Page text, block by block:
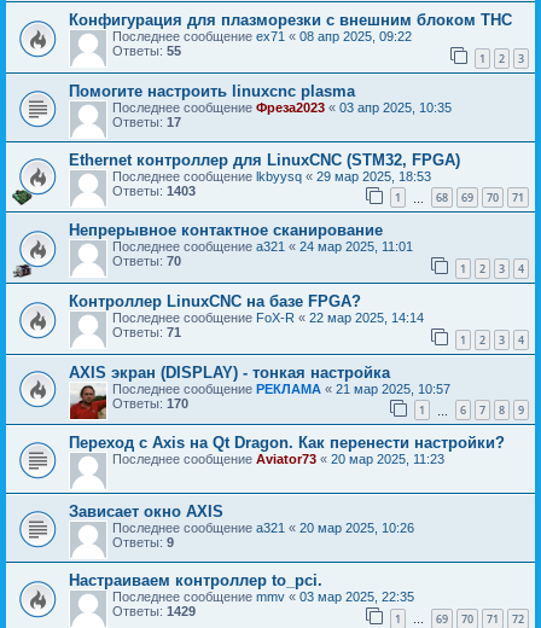
Конфигурация для плазморезки с внешним блоком THC
Последнее сообщение ex71 « 08 апр 2025, 09:22
Ответы: 55 1 2 3
Помогите настроить linuxcnc plasma
Последнее сообщение Фреза2023 « 03 апр 2025, 10:35
Ответы: 17
Ethernet контроллер для LinuxCNC (STM32, FPGA)
Последнее сообщение lkbyysq « 29 мар 2025, 18:53
Ответы: 1403 1 68 69 70 71
Непрерывное контактное сканирование
Последнее сообщение a321 « 24 мар 2025, 11:01
Ответы: 70 1 2 3 4
Контроллер LinuxCNC на базе FPGA?
Последнее сообщение FoX-R « 22 мар 2025, 14:14
Ответы: 71 1 2 3 4
AXIS экран (DISPLAY) - тонкая настройка
Последнее сообщение РЕКЛАМА « 21 мар 2025, 10:57
Ответы: 170 1 6 7 8 9
Переход с Axis на Qt Dragon. Как перенести настройки?
Последнее сообщение Aviator73 « 20 мар 2025, 11:23
Зависает окно AXIS
Последнее сообщение a321 « 20 мар 2025, 10:26
Ответы: 9
Настраиваем контроллер to_pci.
Последнее сообщение mmv « 03 мар 2025, 22:35
Ответы: 1429 1 … 69 70 71 72